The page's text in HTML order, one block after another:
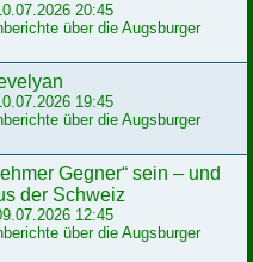
20:45
über die Augsburger
19:45
über die Augsburger
Gegner“ sein – und
der Schweiz
12:45
über die Augsburger